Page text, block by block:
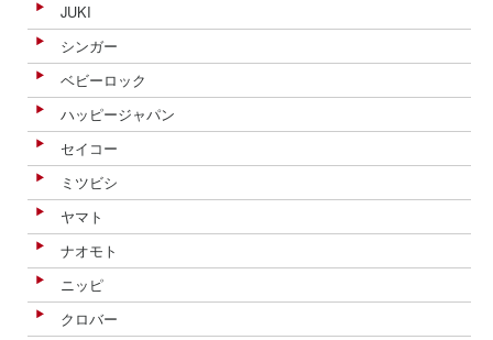
JUKI
シンガー
ベビーロック
ハッピージャパン
セイコー
ミツビシ
ヤマト
ナオモト
ニッピ
クロバー